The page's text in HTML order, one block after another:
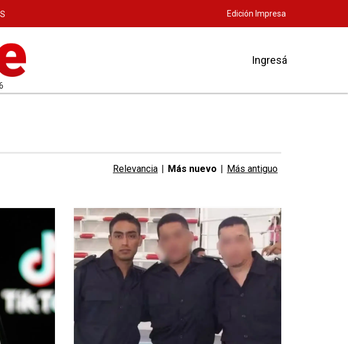
Edición Impresa
Ingresá
Relevancia | Más nuevo | Más antiguo